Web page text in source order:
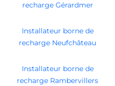
recharge Gérardmer
Installateur borne de
recharge Neufchâteau
Installateur borne de
recharge Rambervillers